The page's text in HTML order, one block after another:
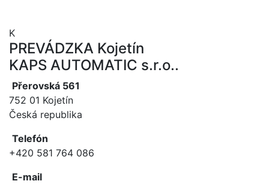
K
PREVÁDZKA Kojetín
KAPS AUTOMATIC s.r.o..
Přerovská 561
752 01 Kojetín
Česká republika
Telefón
+420 581 764 086
E-mail